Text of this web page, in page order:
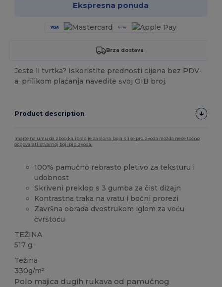
Ekspresna ponuda
Brza dostava
Jeste li tvrtka? Iskoristite prednosti cijena bez PDV-
a, prilikom plaćanja navedite svoj OIB broj.
Product description
Imajte na umu da zbog kalibracije zaslona, boja slike proizvoda možda neće točno
odgovarati stvarnoj boji proizvoda.
100% pamučno rebrasto pletivo za teksturu i
udobnost
Skriveni preklop s 3 gumba za čist dizajn
Kontrastna traka na vratu i bočni prorezi
Završna obrada dvostrukom iglom za veću
čvrstoću
TEŽINA
517 g.
Težina
330g/m²
Polo majica dugih rukava od pamučnog